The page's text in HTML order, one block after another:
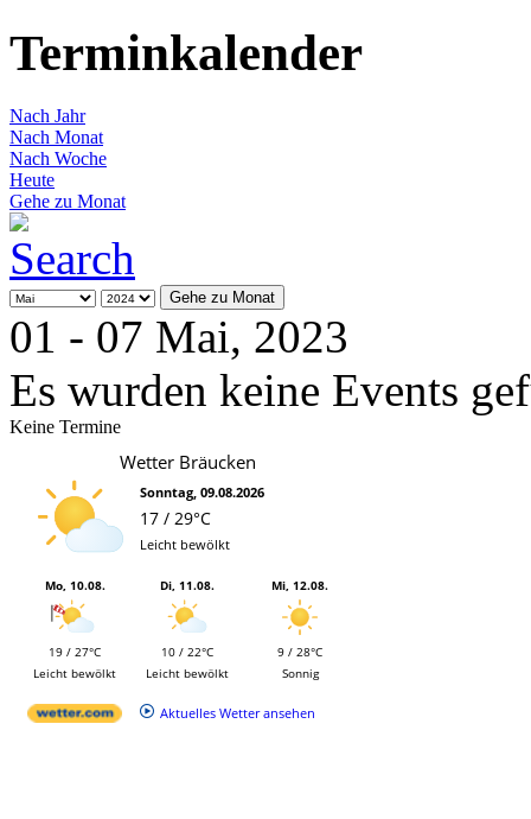
Terminkalender
Nach Jahr
Nach Monat
Nach Woche
Heute
Gehe zu Monat
Gehe zu Monat
01 - 07 Mai, 2023
Es wurden keine Events
Keine Termine
Wetter Bräucken
Sonntag, 09.08.2026
17 / 29°C
Leicht bewölkt
Mo, 10.08.
19 / 27°C
Leicht bewölkt
Di, 11.08.
10 / 22°C
Leicht bewölkt
Mi, 12.08.
9 / 28°C
Sonnig
Aktuelles Wetter ansehen